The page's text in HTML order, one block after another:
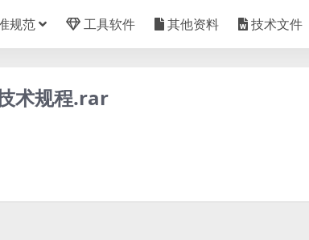
规范 工具软件 其他资料 技术文件
术规程.rar